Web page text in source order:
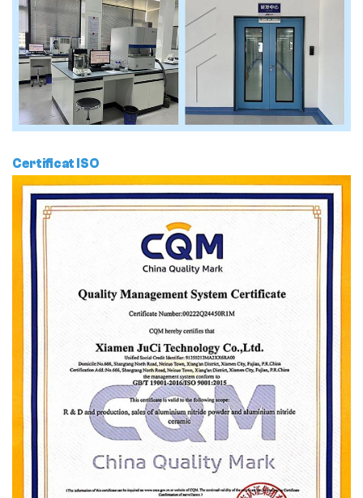
Certificat ISO